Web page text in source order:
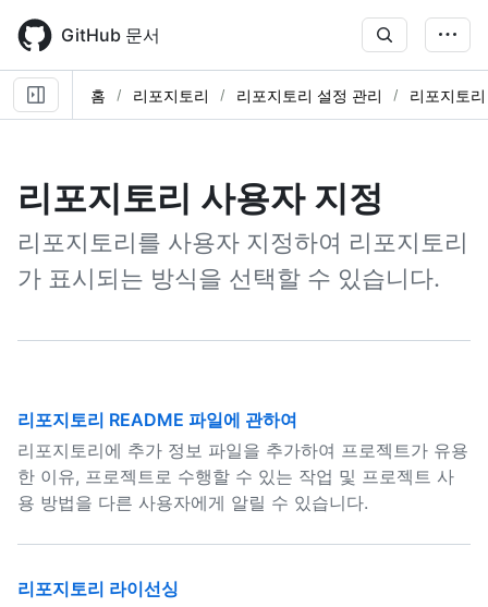
main
content
GitHub 문서
홈 리포지토리 리포지토리 설정 관리 리포지토
리포지토리 사용자 지정
리포지토리를 사용자 지정하여 리포지토리
가 표시되는 방식을 선택할 수 있습니다.
리포지토리 README 파일에 관하여
리포지토리에 추가 정보 파일을 추가하여 프로젝트가 유용
한 이유, 프로젝트로 수행할 수 있는 작업 및 프로젝트 사
용 방법을 다른 사용자에게 알릴 수 있습니다.
리포지토리 라이선싱